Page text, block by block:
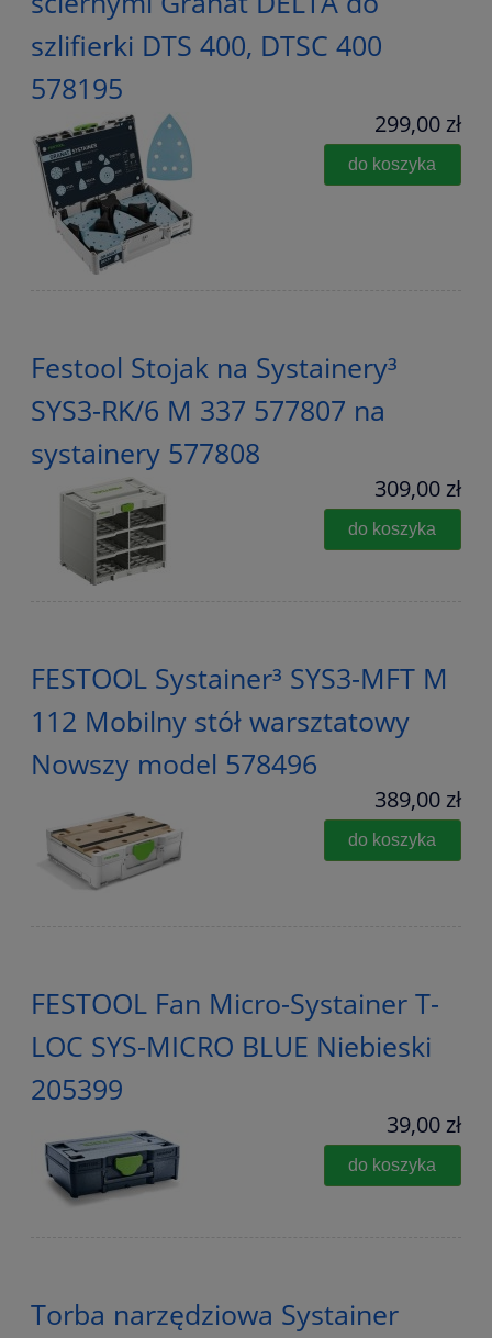
szlifierki DTS 400, DTSC 400
578195
299,00 zł
do koszyka
Festool Stojak na Systainery³
SYS3-RK/6 M 337 577807 na
systainery 577808
309,00 zł
do koszyka
FESTOOL Systainer³ SYS3-MFT M
112 Mobilny stół warsztatowy
Nowszy model 578496
389,00 zł
do koszyka
FESTOOL Fan Micro-Systainer T-
LOC SYS-MICRO BLUE Niebieski
205399
39,00 zł
do koszyka
Torba narzędziowa Systainer